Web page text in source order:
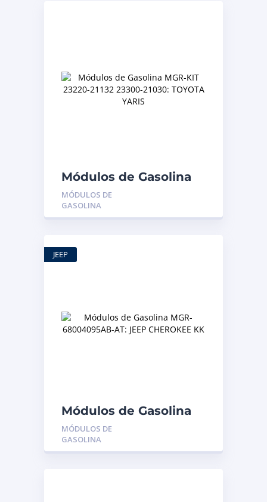
Módulos de Gasolina
MGR-KIT 23220-21132
23300-21030: TOYOTA
YARIS
MÓDULOS DE
GASOLINA
Módulos de Gasolina
MGR-68004095AB-AT:
JEEP CHEROKEE KK
MÓDULOS DE
GASOLINA
JEEP